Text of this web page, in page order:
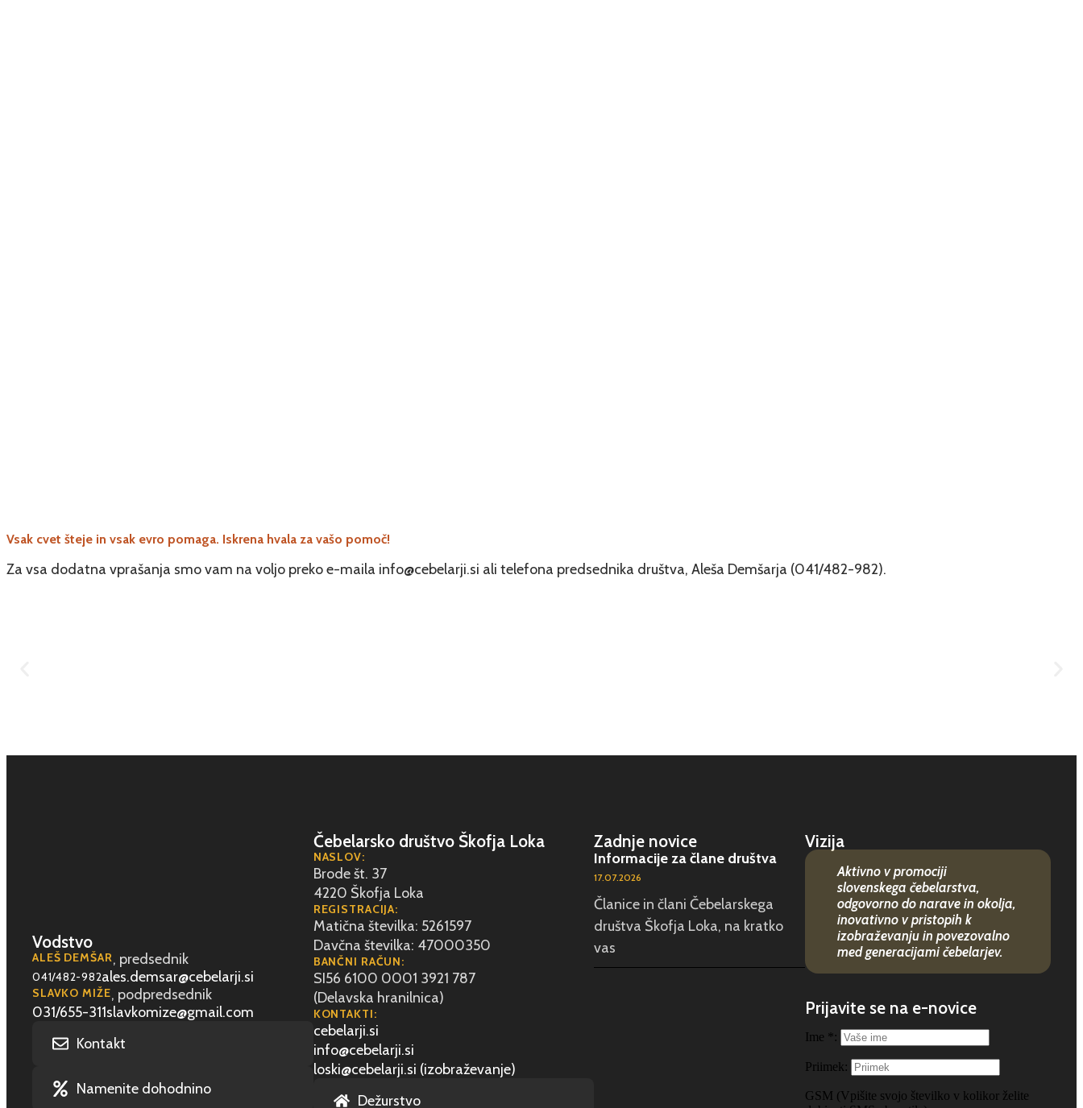
Vsak cvet šteje in vsak evro pomaga. Iskrena hvala za vašo pomoč!
Za vsa dodatna vprašanja smo vam na voljo preko e-maila info@cebelarji.si ali telefona predsednika društva, Aleša Demšarja (041/482-982).
Vodstvo
ALEŠ DEMŠAR, predsednik
041/482-982ales.demsar@cebelarji.si
SLAVKO MIŽE, podpredsednik
031/655-311slavkomize@gmail.com
Kontakt
Namenite dohodnino
Čebelarsko društvo Škofja Loka
NASLOV:
Brode št. 37
4220 Škofja Loka
REGISTRACIJA:
Matična številka: 5261597
Davčna številka: 47000350
BANČNI RAČUN:
SI56 6100 0001 3921 787
(Delavska hranilnica)
KONTAKTI:
cebelarji.si
info@cebelarji.si
loski@cebelarji.si (izobraževanje)
Dežurstvo
Zadnje novice
Informacije za člane društva
17.07.2026
Članice in člani Čebelarskega
društva Škofja Loka, na kratko
vas
Vizija
Aktivno v promociji
slovenskega čebelarstva,
odgovorno do narave in okolja,
inovativno v pristopih k
izobraževanju in povezovalno
med generacijami čebelarjev.
Prijavite se na e-novice
Ime *:
Priimek:
GSM (Vpišite svojo številko v kolikor želite